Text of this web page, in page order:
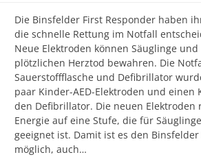
Die Binsfelder First Responder haben
die schnelle Rettung im Notfall
Neue Elektroden können Säuglinge
plötzlichen Herztod bewahren. Die
Sauerstoffflasche und Defibrillator
paar Kinder-AED-Elektroden und einen
den Defibrillator. Die neuen Elektroden
Energie auf eine Stufe, die für
geeignet ist. Damit ist es den
möglich, auch…